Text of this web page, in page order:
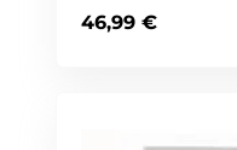
46,99 €